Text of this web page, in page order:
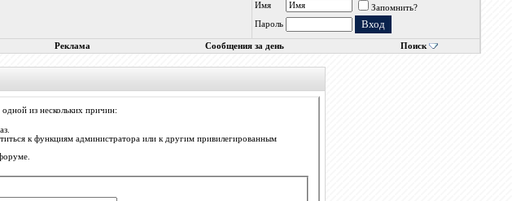
Имя
Запомнить?
Пароль
Реклама Сообщения за день Поиск
из нескольких причин:
к функциям администратора или к другим привилегированным